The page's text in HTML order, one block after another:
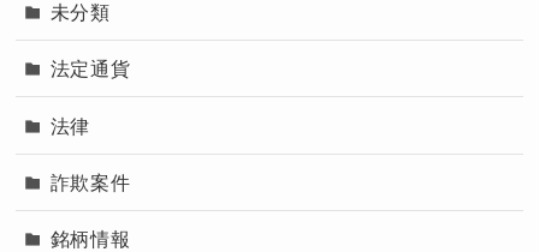
未分類
法定通貨
法律
詐欺案件
銘柄情報